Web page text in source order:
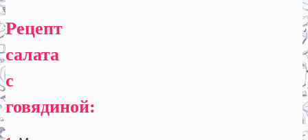
Рецепт
салата
с
говядиной: